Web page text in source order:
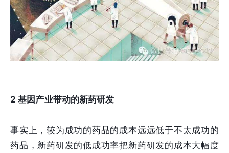
2基因产业带动的新药研发
事实上，较为成功的药品的成本远远低于不太成功的
药品，新药研发的低成功率把新药研发的成本大幅度